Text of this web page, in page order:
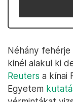
Néhány
kinél alakul ki
Reuters a kínai
Egyetem